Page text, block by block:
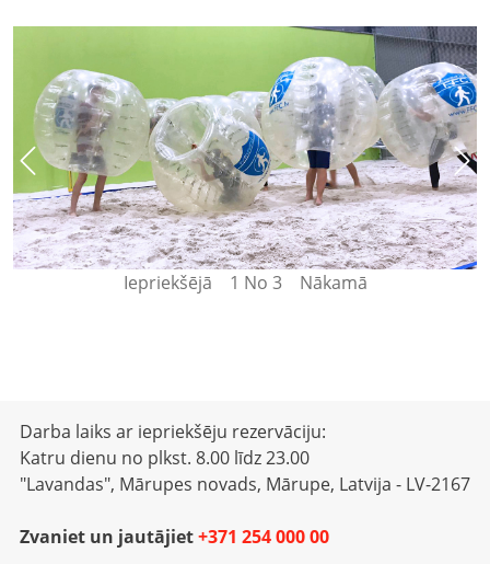
Iepriekšējā 1 No 3 Nākamā
Darba laiks ar iepriekšēju rezervāciju:
Katru dienu no plkst. 8.00 līdz 23.00
"Lavandas", Mārupes novads, Mārupe, Latvija - LV-2167
Zvaniet un jautājiet+371 254 000 00